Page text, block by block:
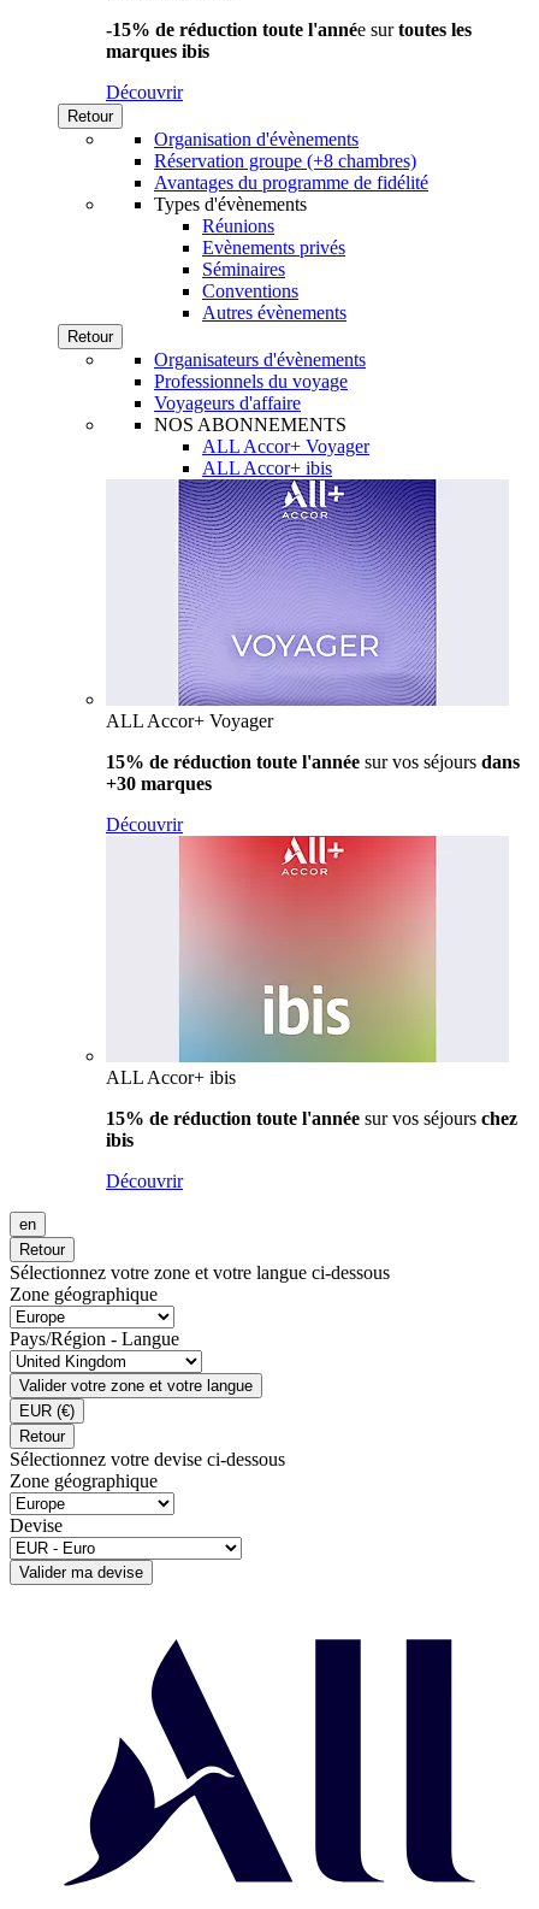
-15% de réduction toute l'année surtoutes les
marques ibis
Découvrir
Retour
Organisation d'évènements
Réservation groupe (+8 chambres)
Avantages du programme de fidélité
Types d'évènements
Réunions
Evènements privés
Séminaires
Conventions
Autres évènements
Retour
Organisateurs d'évènements
Professionnels du voyage
Voyageurs d'affaire
NOS ABONNEMENTS
ALL Accor+ Voyager
ALL Accor+ ibis
ALL Accor+ Voyager
15% de réduction toute l'année sur vos séjours dans
+30 marques
Découvrir
ALL Accor+ ibis
15% de réduction toute l'année sur vos séjours chez
ibis
Découvrir
en
Retour
Sélectionnez votre zone et votre langue ci-dessous
Zone géographique
Pays/Région - Langue
Valider votre zone et votre langue
EUR (€)
Retour
Sélectionnez votre devise ci-dessous
Zone géographique
Devise
Valider ma devise